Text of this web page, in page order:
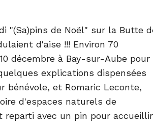
"(Sa)pins de Noël" sur la Butte
d'aise !!! Environ 70
décembre à Bay-sur-Aube pour
explications dispensées
bénévole, et Romaric Leconte,
d'espaces naturels de
reparti avec un pin pour accueillir